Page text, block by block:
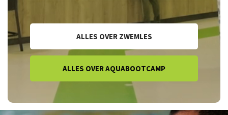
ALLES OVER ZWEMLES
ALLES OVER AQUABOOTCAMP